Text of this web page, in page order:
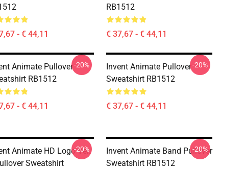
- € 44,11
RB1512
€ 37,67 - € 44,11
Animate Pullover
RB1512
- € 44,11
-20%
Invent Animate Pullover
Sweatshirt RB1512
€ 37,67 - € 44,11
-20%
Animate HD Logo Ver.
Sweatshirt
-20%
Invent Animate Band Pullover
Sweatshirt RB1512
-20%